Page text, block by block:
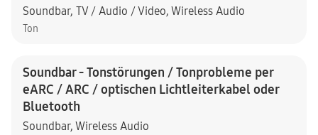
Soundbar, TV / Audio / Video, Wireless Audio
Ton
Soundbar - Tonstörungen / Tonprobleme per
eARC / ARC / optischen Lichtleiterkabel oder
Bluetooth
Soundbar, Wireless Audio